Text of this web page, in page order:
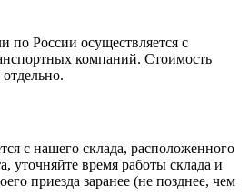
по России осуществляется с
компаний. Стоимость
с нашего склада, расположенного
уточняйте время работы склада и
приезда заранее (не позднее, чем